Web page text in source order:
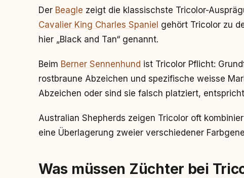
Der Beagle zeigt die klassischste Tricolor-
Cavalier King Charles Spaniel gehört Tricolor zu
hier „Black and Tan“ genannt.
Beim Berner Sennenhund ist Tricolor Pflicht:
rostbraune Abzeichen und spezifische weisse
Abzeichen oder sind sie falsch platziert,
Australian Shepherds zeigen Tricolor oft
eine Überlagerung zweier verschiedener
Was müssen Züchter bei